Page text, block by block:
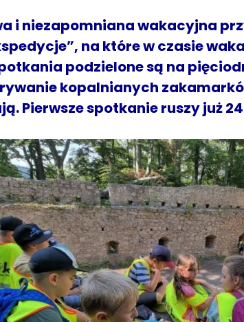
i niezapomniana wakacyjna
na które w czasie
podzielone są na
kopalnianych
Pierwsze spotkanie ruszy już